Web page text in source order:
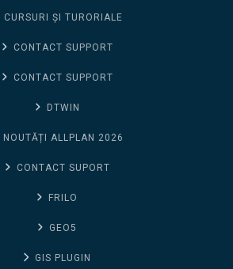
CURSURI ȘI TURORIALE
CONTACT SUPPORT
CONTACT SUPPORT
DTWIN
NOUTĂȚI ALLPLAN 2026
CONTACT SUPORT
FRILO
GEO5
GIS PLUGIN